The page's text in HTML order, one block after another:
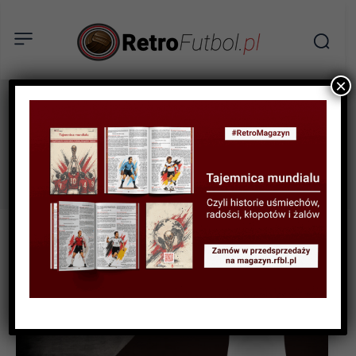
Tag: Historia mundiali
×